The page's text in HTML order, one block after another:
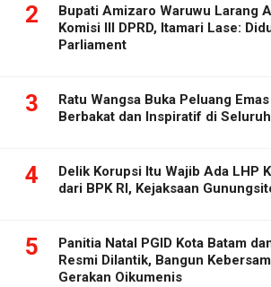
2
Bupati Amizaro Waruwu Larang
Komisi III DPRD, Itamari Lase:
Parliament
3
Ratu Wangsa Buka Peluang
Berbakat dan Inspiratif di
4
Delik Korupsi Itu Wajib Ada LHP
dari BPK RI, Kejaksaan
5
Panitia Natal PGID Kota Batam
Resmi Dilantik, Bangun
Gerakan Oikumenis